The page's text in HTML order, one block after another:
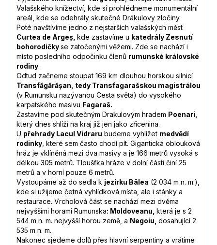
Valašského knížectví, kde si prohlédneme monumentální
areál, kde se odehrály skutečné Drákulovy zločiny.
Poté navštívíme jedno z nejstarších valašských měst
Curtea de Argeș, kde zastavíme u katedrály Zesnutí
bohorodičkyse zatočenými věžemi. Zde se nachází i
místo posledního odpočinku členů rumunské královské
rodiny.
Odtud začneme stoupat 169 km dlouhou horskou silnicí
Transfăgărășan, tedy Transfagarašskou magistrálou
(v Rumunsku nazývanou Cesta světa) do vysokého
karpatského masivu Fagaraš.
Zastavíme pod skutečným Drakulovým hradem Poenari,
který dnes shlíží na kraj již jen jako zřícenina.
U přehrady Lacul Vidraru budeme vyhlížet medvědí
rodinky , které sem často chodí pít. Gigantická oblouková
hráz je vklíněná mezi dva masivy a je 166 metrů vysoká s
délkou 305 metrů. Tloušťka hráze v dolní části činí 25
metrů a v horní pouze 6 metrů.
Vystoupáme až do sedla k jezírku Bâlea (2 034 m n. m.),
kde si užijeme četná vyhlídková místa, ale i stánky a
restaurace. Vrcholová část se nachází mezi dvěma
nejvyššími horami Rumunska: Moldoveanu, která je s 2
544 m n. m. nejvyšší horou země, a Negoiu, dosahující 2
535 m n. m.
Nakonec sjedeme dolů přes hlavní serpentiny a vrátíme